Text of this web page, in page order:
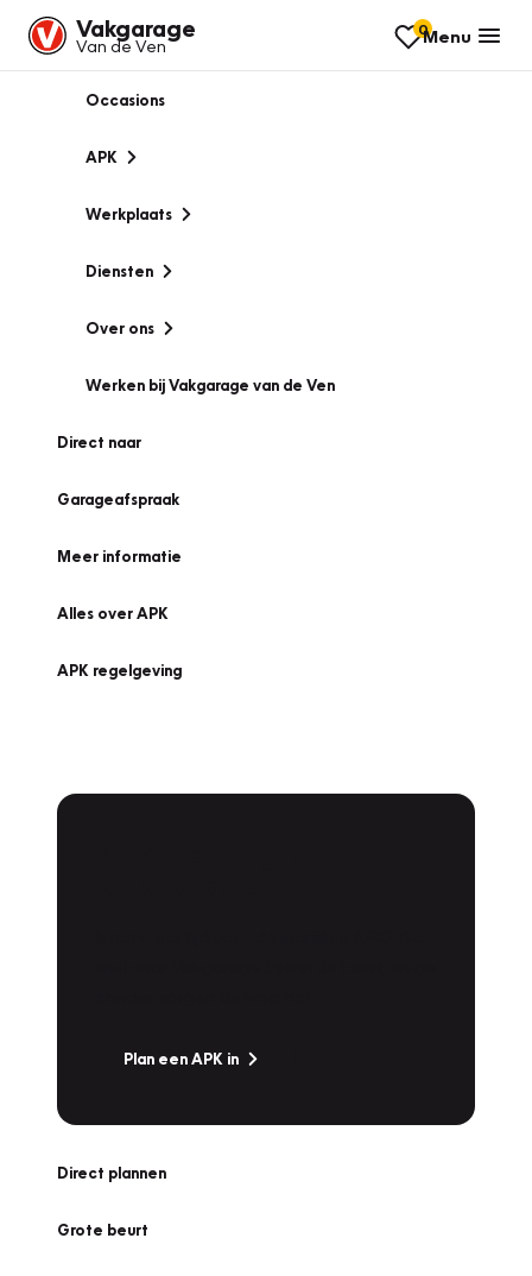
Vakgarage
Van de Ven
0Menu
Occasions
APK
Werkplaats
Diensten
Over ons
Werken bij Vakgarage van de Ven
Direct naar
Garageafspraak
Meer informatie
Alles over APK
APK regelgeving
Plan een APK in
Direct plannen
Grote beurt